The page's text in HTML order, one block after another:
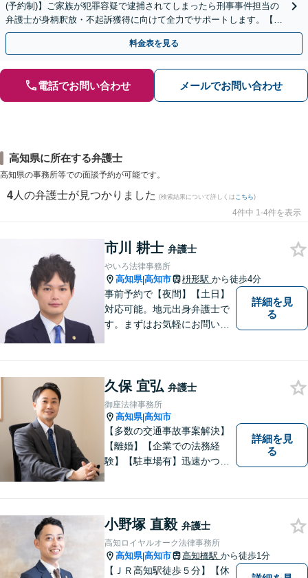
(予約制)】ご家族が犯罪容疑で逮捕されてしまったら刑事事件担当の
弁護士が身柄釈放・不起訴獲得に向けて全力でサポートします。【毎
月100名以上の相談実績】【四国エリア全域対応】
料金表を見る
電話でお問い合わせ メールでお問い合わせ
高知県に所在する弁護士
高知県の事務所等での面談予約が可能です。
4 人の弁護士が見つかりました (検索結果について詳しくは こちら)
4件中 1-4件を表示
市川 耕士 弁護士
やいろ法律事務所
高知県|高知市 枡形駅 から徒歩4分
事前予約で【夜間】【土日】
対応可能。地元出身弁護士で
す。まずはお気軽にお問い合
詳細を見
る
久保 宜弘 弁護士
御座法律事務所
高知県|高知市
【多数の交通事故事案解決】
【離婚】【企業での法務経
験】【駐車場有】迅速かつ丁
い。
詳細を見
る
小野塚 直毅 弁護士
高知ロイヤルオーク法律事務所
高知県|高知市 高知橋駅 から徒歩1分
【ＪＲ高知駅徒歩５分】【休